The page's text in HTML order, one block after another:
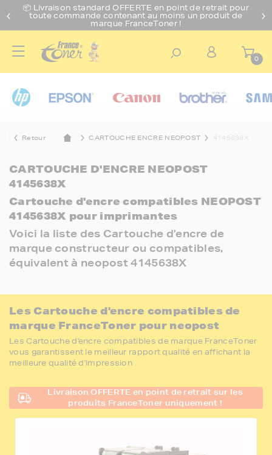
📦 Livraison standard OFFERTE en point de retrait pour
toute commande contenant au moins un produit de
marque FranceToner !
0
Retour CARTOUCHE ENCRE NEOPOST 4145638X
CARTOUCHE D'ENCRE NEOPOST
4145638X
Cartouche d'encre compatibles NEOPOST
4145638X pour imprimantes
Voici la liste des Cartouche d'encre de
marque constructeur ou compatibles,
équivalent à neopost 4145638X
Les Cartouche d'encre compatibles de
marque FranceToner pour neopost
Les Cartouche d'encre compatibles de marque FranceToner
vous garantissent le meilleur rapport qualité en affichant la
meilleure qualité d'impression
Livraison OFFERTE en point de retrait sur les
produits FranceToner uniquement !